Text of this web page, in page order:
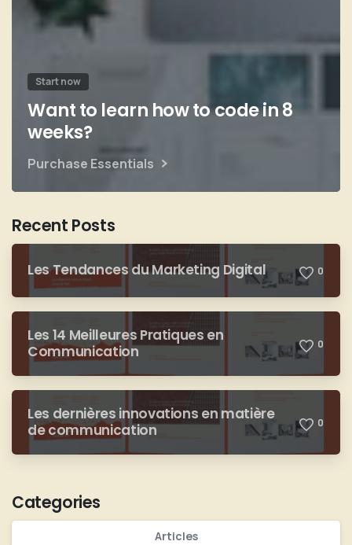
Start now
Want to learn how to code in 8
weeks?
Purchase Essentials
Recent Posts
Les Tendances du Marketing Digital 0
Les 14 Meilleures Pratiques en
Communication
0
Les dernières innovations en matière
de communication
0
Categories
Articles